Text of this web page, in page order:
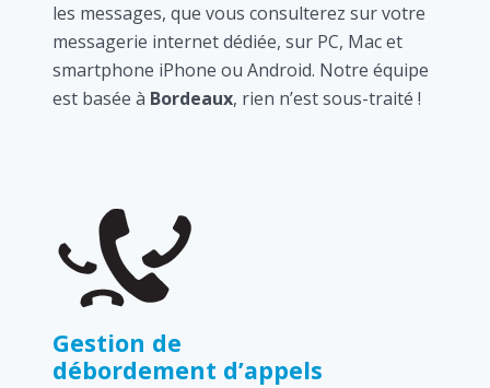
les messages, que vous consulterez sur votre
messagerie internet dédiée, sur PC, Mac et
smartphone iPhone ou Android. Notre équipe
est basée à Bordeaux, rien n’est sous-traité !
Gestion de
débordement d’appels